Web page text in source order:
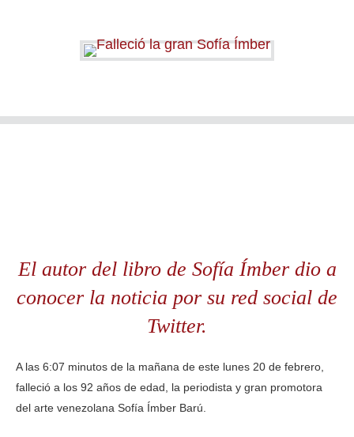
El autor del libro de Sofía Ímber dio a
conocer la noticia por su red social de
Twitter.
A las 6:07 minutos de la mañana de este lunes 20 de febrero,
falleció a los 92 años de edad, la periodista y gran promotora
del arte venezolana Sofía Ímber Barú.